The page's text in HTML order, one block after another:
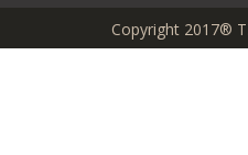
Copyright 2017®